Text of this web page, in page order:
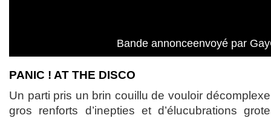
Bande annonceenvoyé par
PANIC ! AT THE DISCO
Un parti pris un brin couillu de vouloir
gros renforts d’inepties et d’élucubrations